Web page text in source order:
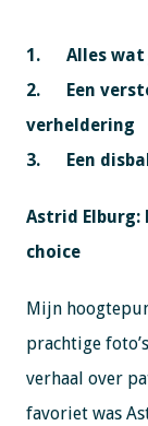
1. Alles
2. Een
verheldering
3. Een
Astrid
choice
Mijn
prachtige
verhaal over
favoriet was